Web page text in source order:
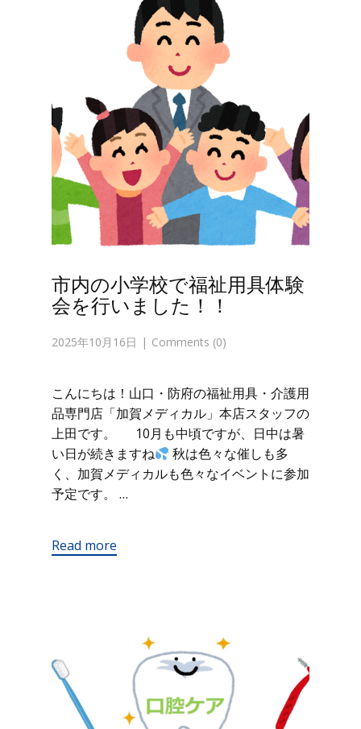
市内の小学校で福祉用具体験
会を行いました！！
2025年10月16日 Comments (0)
こんにちは！山口・防府の福祉用具・介護用
品専門店「加賀メディカル」本店スタッフの
上田です。 10月も中頃ですが、日中は暑
い日が続きますね
秋は色々な催しも多
く、加賀メディカルも色々なイベントに参加
予定です。 …
Read more